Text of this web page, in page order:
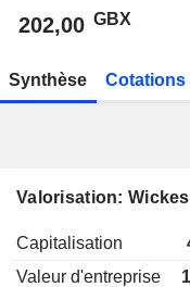
202,00 GBX
Synthèse Cotations
Valorisation:
Capitalisation
Valeur d'entreprise